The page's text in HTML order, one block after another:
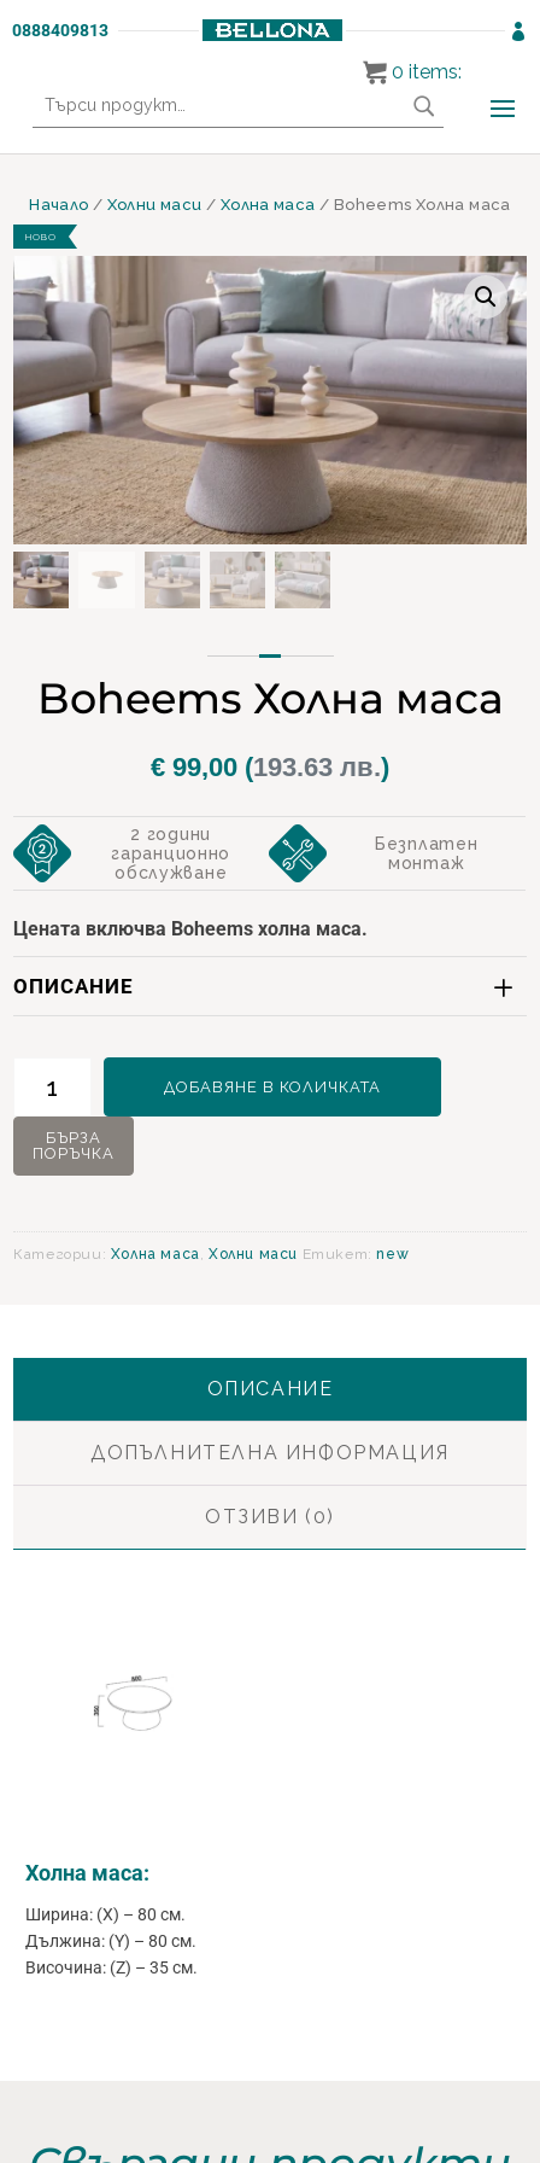
0888409813 
за:
Начало / Холни маси / Холна маса / Boheems Холна маса
НОВО
Boheems Холна маса
€ 99,00 (193.63 лв.)
2 години
гаранционно
обслужване
Безплатен
монтаж
Цената включва Boheems холна маса.
ОПИСАНИЕ
Boheems
Холна
ДОБАВЯНЕ В КОЛИЧКАТА
БЪРЗА
ПОРЪЧКА
Категории: Холна маса,Холни маси Етикет:new
ОПИСАНИЕ
ДОПЪЛНИТЕЛНА ИНФОРМАЦИЯ
ОТЗИВИ (0)
Холна маса:
Ширина: (X) – 80 см.
Дължина: (Y) – 80 см.
Височина: (Z) – 35 см.
0 items: